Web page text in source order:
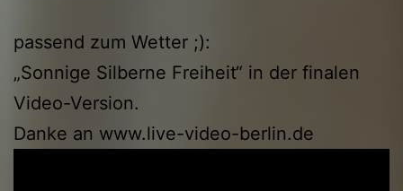
passend zum Wetter ;):
„Sonnige Silberne Freiheit“ in der finalen
Video-Version.
Danke an www.live-video-berlin.de